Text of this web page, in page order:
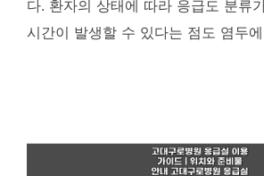
다. 환자의 상태에 따라 응급도 분류
시간이 발생할 수 있다는 점도 염두